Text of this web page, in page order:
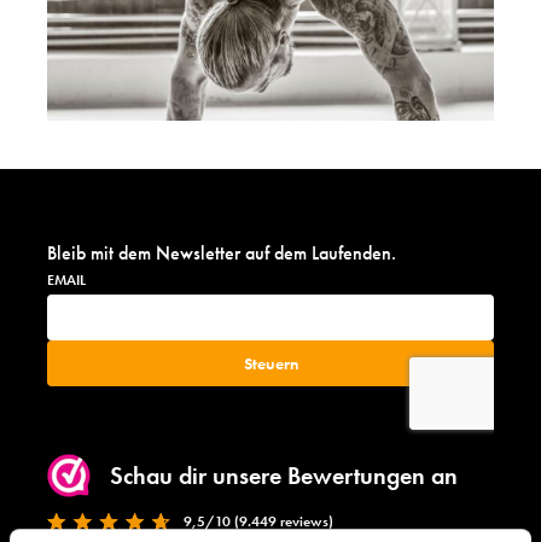
Bleib mit dem Newsletter auf dem Laufenden.
Schau dir unsere Bewertungen an
9,5/10 (9.449 reviews)